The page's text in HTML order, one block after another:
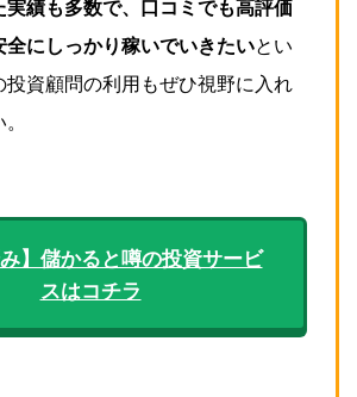
実績も多数で、口コミでも高評価
にしっかり稼いでいきたいとい
投資顧問の利用もぜひ視野に入れ
み】儲かると噂の投資サービ
スはコチラ